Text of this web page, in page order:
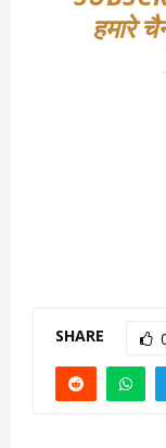
हमारे
SHARE